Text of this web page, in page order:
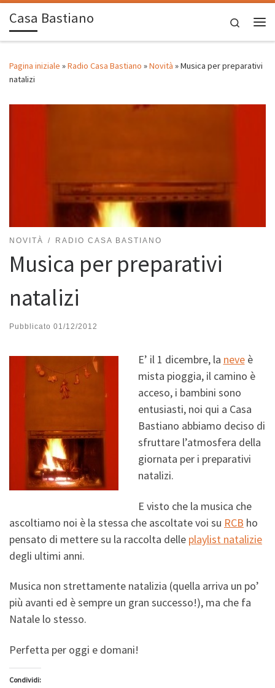
Passa al contenuto
Casa Bastiano
Search
Pagina iniziale »Radio Casa Bastiano »Novità »Musica per preparativi
natalizi
NOVITÀ RADIO CASA BASTIANO
Musica per preparativi
natalizi
Pubblicato 01/12/2012
E’ il 1 dicembre, la neveè
mista pioggia, il camino è
acceso, i bambini sono
entusiasti, noi qui a Casa
Bastiano abbiamo deciso di
sfruttare l’atmosfera della
giornata per i preparativi
natalizi.
E visto che la musica che
ascoltiamo noi è la stessa che ascoltate voi su RCB ho
pensato di mettere su la raccolta delle playlist natalizie
degli ultimi anni.
Musica non strettamente natalizia (quella arriva un po’
più avanti ed è sempre un gran successo!), ma che fa
Natale lo stesso.
Perfetta per oggi e domani!
Condividi: